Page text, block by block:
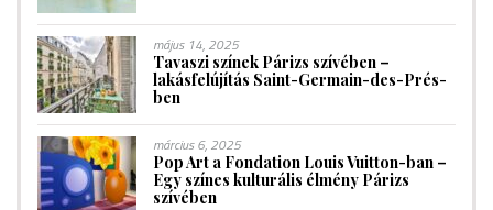
május 14, 2025
Tavaszi színek Párizs szívében –
lakásfelújítás Saint-Germain-des-Prés-
ben
március 6, 2025
Pop Art a Fondation Louis Vuitton-ban –
Egy színes kulturális élmény Párizs
szívében